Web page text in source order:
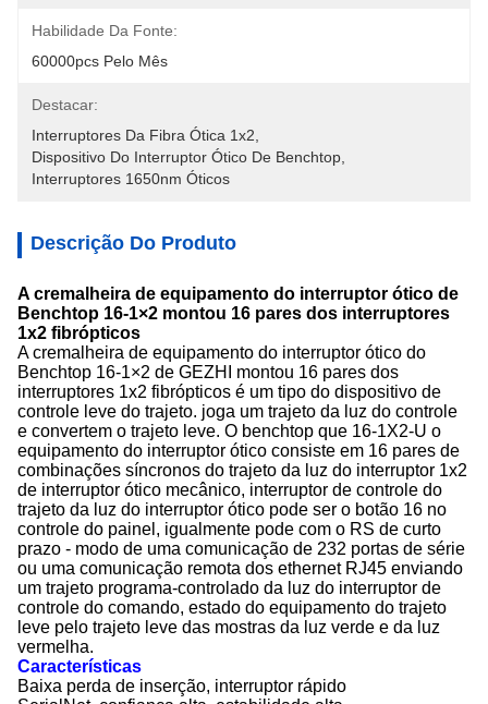
Habilidade Da Fonte:
60000pcs Pelo Mês
Destacar:
Interruptores Da Fibra Ótica 1x2
Dispositivo Do Interruptor Ótico De Benchtop
Interruptores 1650nm Óticos
Descrição Do Produto
A cremalheira de equipamento do interruptor ótico de
Benchtop 16-1×2 montou 16 pares dos interruptores
1x2 fibrópticos
A cremalheira de equipamento do interruptor ótico do
Benchtop 16-1×2 de GEZHI montou 16 pares dos
interruptores 1x2 fibrópticos é um tipo do dispositivo de
controle leve do trajeto. joga um trajeto da luz do controle
e convertem o trajeto leve. O benchtop que 16-1X2-U o
equipamento do interruptor ótico consiste em 16 pares de
combinações síncronos do trajeto da luz do interruptor 1x2
de interruptor ótico mecânico, interruptor de controle do
trajeto da luz do interruptor ótico pode ser o botão 16 no
controle do painel, igualmente pode com o RS de curto
prazo - modo de uma comunicação de 232 portas de série
ou uma comunicação remota dos ethernet RJ45 enviando
um trajeto programa-controlado da luz do interruptor de
controle do comando, estado do equipamento do trajeto
leve pelo trajeto leve das mostras da luz verde e da luz
vermelha.
Características
Baixa perda de inserção, interruptor rápido